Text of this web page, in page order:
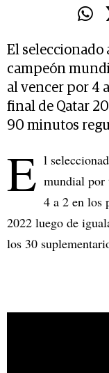
El seleccionado
campeón
al vencer por 4
final de Qatar
90 minutos
E l
mundial por
4 a 2 en los
2022 luego de
los 30